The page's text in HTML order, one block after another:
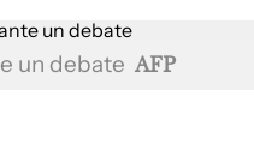
un debate AFP